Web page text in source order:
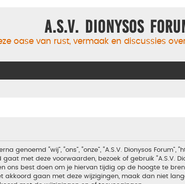
A.S.V. Dionysos
oase van rust, vermaak en discussies
genoemd “wij”, “ons”, “onze”, “A.S.V. Dionysos
met deze voorwaarden, bezoek of gebruik “A.S.V.
ons best doen om je hiervan tijdig op de hoogte te
gaan met deze wijzigingen, maak dan niet